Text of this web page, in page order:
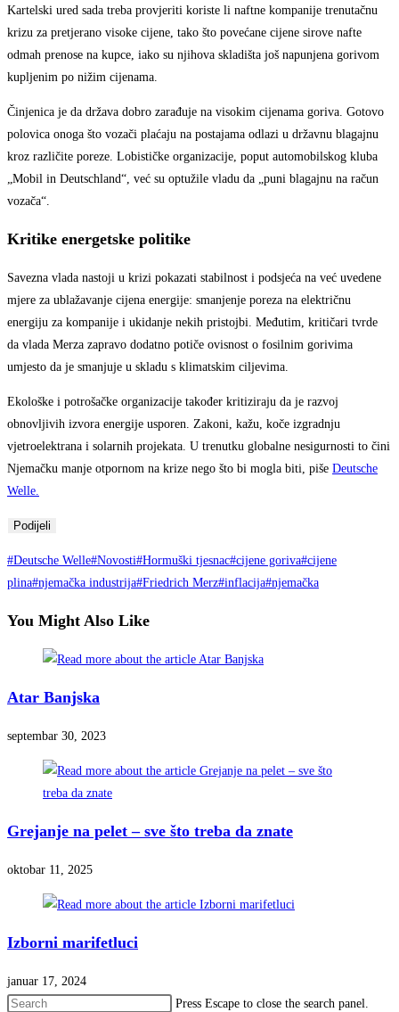
Kartelski ured sada treba provjeriti koriste li naftne kompanije trenutačnu
krizu za pretjerano visoke cijene, tako što povećane cijene sirove nafte
odmah prenose na kupce, iako su njihova skladišta još napunjena gorivom
kupljenim po nižim cijenama.
Činjenica je da država dobro zarađuje na visokim cijenama goriva. Gotovo
polovica onoga što vozači plaćaju na postajama odlazi u državnu blagajnu
kroz različite poreze. Lobističke organizacije, poput automobilskog kluba
„Mobil in Deutschland“, već su optužile vladu da „puni blagajnu na račun
vozača“.
Kritike energetske politike
Savezna vlada nastoji u krizi pokazati stabilnost i podsjeća na već uvedene
mjere za ublažavanje cijena energije: smanjenje poreza na električnu
energiju za kompanije i ukidanje nekih pristojbi. Međutim, kritičari tvrde
da vlada Merza zapravo dodatno potiče ovisnost o fosilnim gorivima
umjesto da je smanjuje u skladu s klimatskim ciljevima.
Ekološke i potrošačke organizacije također kritiziraju da je razvoj
obnovljivih izvora energije usporen. Zakoni, kažu, koče izgradnju
vjetroelektrana i solarnih projekata. U trenutku globalne nesigurnosti to čini
Njemačku manje otpornom na krize nego što bi mogla biti, piše Deutsche
Welle.
Podijeli
#Deutsche Welle#Novosti#Hormuški tjesnac#cijene goriva#cijene
plina#njemačka industrija#Friedrich Merz#inflacija#njemačka
You Might Also Like
Atar Banjska
septembar 30, 2023
Grejanje na pelet – sve što treba da znate
oktobar 11, 2025
Izborni marifetluci
januar 17, 2024
Press Escape to close the search panel.